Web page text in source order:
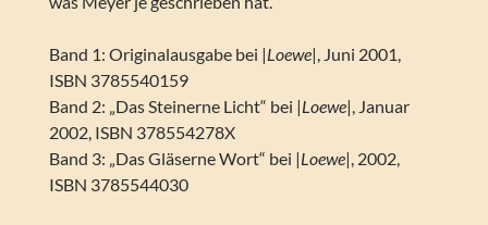
Band 1: Originalausgabe bei |Loewe|, Juni 2001,
ISBN 3785540159
Band 2: „Das Steinerne Licht“ bei |Loewe|, Januar
2002, ISBN 378554278X
Band 3: „Das Gläserne Wort“ bei |Loewe|, 2002,
ISBN 3785544030